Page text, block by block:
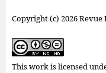
Copyright (c) 2026
This work is licensed